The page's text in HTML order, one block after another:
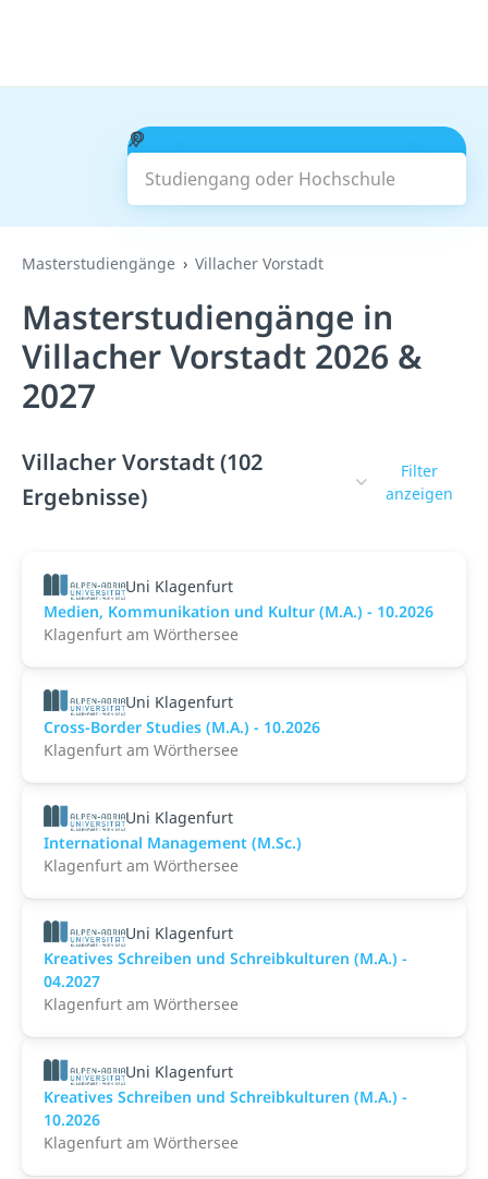
Studiengang oder Hochschule
Suchen
Masterstudiengänge Villacher Vorstadt
Masterstudiengänge in
Villacher Vorstadt 2026 &
2027
Villacher Vorstadt (102
Ergebnisse)
Filter
anzeigen
Uni Klagenfurt
Medien, Kommunikation und Kultur (M.A.) - 10.2026
Klagenfurt am Wörthersee
Uni Klagenfurt
Cross-Border Studies (M.A.) - 10.2026
Klagenfurt am Wörthersee
Uni Klagenfurt
International Management (M.Sc.)
Klagenfurt am Wörthersee
Uni Klagenfurt
Kreatives Schreiben und Schreibkulturen (M.A.) -
04.2027
Klagenfurt am Wörthersee
Uni Klagenfurt
Kreatives Schreiben und Schreibkulturen (M.A.) -
10.2026
Klagenfurt am Wörthersee